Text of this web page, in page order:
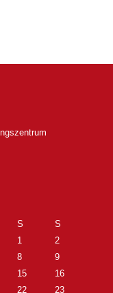
S
S
1
2
8
9
15
16
22
23